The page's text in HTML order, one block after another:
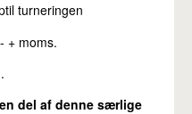
turneringen
+ moms.
del af denne særlige